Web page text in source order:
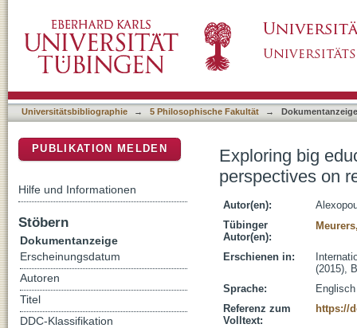
Universitätsbibliographie → 5 Philosophische Fakultät → Dokumentanzeige
Exploring big
perspectives on
Autor(en):
Tübinger
Autor(en):
Erschienen in:
(2015),
Sprache:
Englisch
Referenz zum
Volltext:
https://
PUBLIKATION MELDEN
Hilfe und Informationen
Stöbern
Dokumentanzeige
Erscheinungsdatum
Autoren
Titel
DDC-Klassifikation